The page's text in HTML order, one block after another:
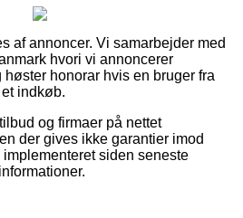
af annoncer. Vi samarbejder med
hvori vi annoncerer
honorar hvis en bruger fra
indkøb.
og firmaer på nettet
der gives ikke garantier imod
siden seneste